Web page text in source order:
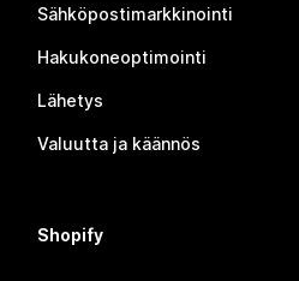
Sähköpostimarkkinointi
Hakukoneoptimointi
Lähetys
Valuutta ja käännös
Shopify